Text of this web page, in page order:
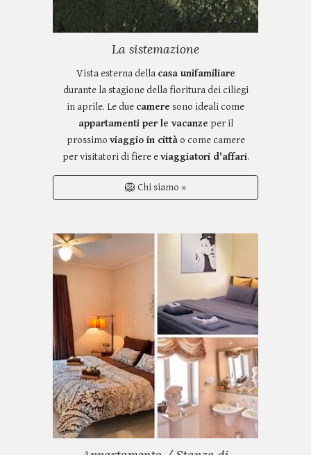
La sistemazione
Vista esterna della casa unifamiliare
durante la stagione della fioritura dei ciliegi
in aprile. Le due camere sono ideali come
appartamenti per le vacanze per il
prossimo viaggio in cittào come camere
per visitatori di fiere eviaggiatori d'affari.
🦁 Chi siamo »